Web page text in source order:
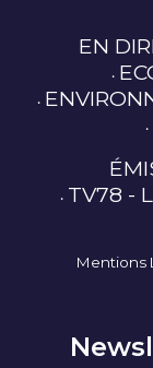
EN
TV78 -
Mentions